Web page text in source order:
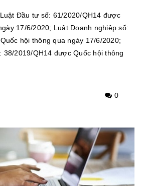
Đầu tư số: 61/2020/QH14 được
17/6/2020; Luật Doanh nghiệp số:
hội thông qua ngày 17/6/2020;
38/2019/QH14 được Quốc hội thông
0